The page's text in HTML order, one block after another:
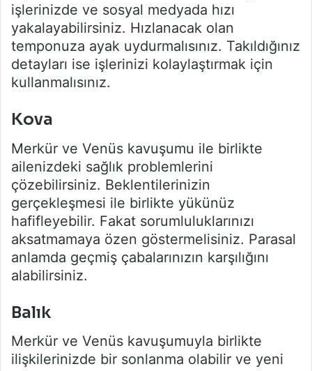
işlerinizde ve sosyal medyada hızı
yakalayabilirsiniz. Hızlanacak olan
temponuza ayak uydurmalısınız. Takıldığınız
detayları ise işlerinizi kolaylaştırmak için
kullanmalısınız.
Kova
Merkür ve Venüs kavuşumu ile birlikte
ailenizdeki sağlık problemlerini
çözebilirsiniz. Beklentilerinizin
gerçekleşmesi ile birlikte yükünüz
hafifleyebilir. Fakat sorumluluklarınızı
aksatmamaya özen göstermelisiniz. Parasal
anlamda geçmiş çabalarınızın karşılığını
alabilirsiniz.
Balık
Merkür ve Venüs kavuşumuyla birlikte
ilişkilerinizde bir sonlanma olabilir ve yeni